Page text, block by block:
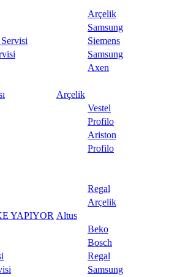
Arçelik
Samsung
Siemens
Samsung
Axen
Arçelik
Vestel
Profilo
Ariston
Profilo
Regal
Arçelik
YAPIYOR Altus
Beko
Bosch
Regal
Samsung